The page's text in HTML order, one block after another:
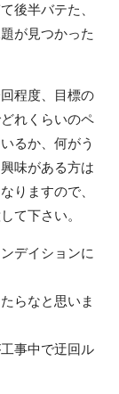
後半バテた、
が見つかった
程度、目標の
れくらいのペ
るか、何がう
味がある方は
りますので、
て下さい。
デイションに
らなと思いま
事中で迂回ル